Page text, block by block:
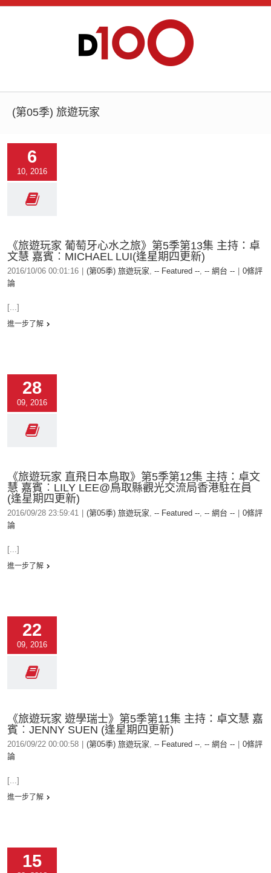
(第05季) 旅遊玩家
6
10, 2016
《旅遊玩家 葡萄牙心水之旅》第5季第13集 主持：卓
文慧 嘉賓︰MICHAEL LUI(逢星期四更新)
2016/10/06 00:01:16 (第05季) 旅遊玩家, -- Featured --, -- 網台 --
0條評
論
[...]
進一步了解
28
09, 2016
《旅遊玩家 直飛日本鳥取》第5季第12集 主持：卓文
慧 嘉賓︰LILY LEE@鳥取縣觀光交流局香港駐在員
(逢星期四更新)
2016/09/28 23:59:41 (第05季) 旅遊玩家, -- Featured --, -- 網台 --
0條評
論
[...]
進一步了解
22
09, 2016
《旅遊玩家 遊學瑞士》第5季第11集 主持：卓文慧 嘉
賓︰JENNY SUEN (逢星期四更新)
2016/09/22 00:00:58 (第05季) 旅遊玩家, -- Featured --, -- 網台 --
0條評
論
[...]
進一步了解
15